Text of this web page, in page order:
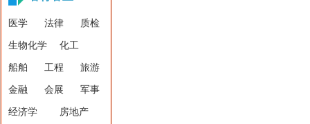
医学 法律 质检
生物化学 化工
船舶 工程 旅游
金融 会展 军事
经济学 房地产